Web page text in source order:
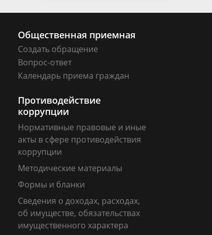
Общественная приемная
Создать обращение
Вопрос-ответ
Календарь приема граждан
Противодействие
коррупции
Нормативные правовые и иные
акты в сфере противодействия
коррупции
Методические материалы
Формы и бланки
Сведения о доходах, расходах,
об имуществе, обязательствах
имущественного характера